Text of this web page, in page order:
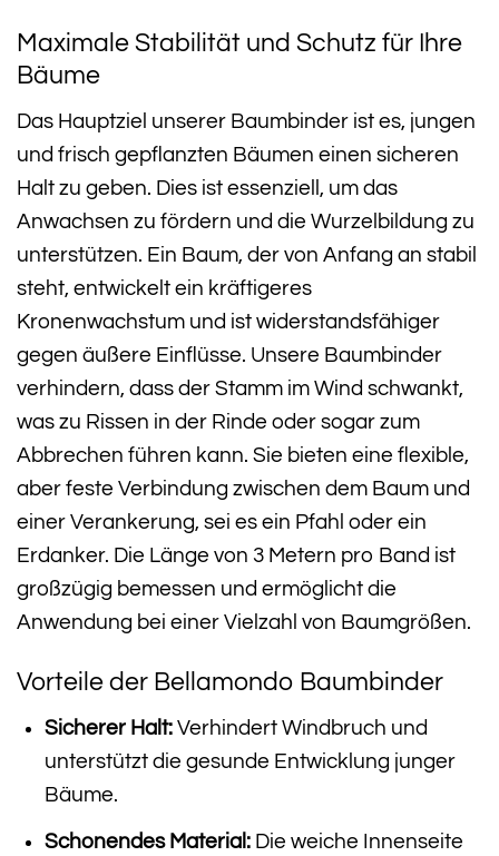
Maximale Stabilität und Schutz für Ihre
Bäume
Das Hauptziel unserer Baumbinder ist es, jungen
und frisch gepflanzten Bäumen einen sicheren
Halt zu geben. Dies ist essenziell, um das
Anwachsen zu fördern und die Wurzelbildung zu
unterstützen. Ein Baum, der von Anfang an stabil
steht, entwickelt ein kräftigeres
Kronenwachstum und ist widerstandsfähiger
gegen äußere Einflüsse. Unsere Baumbinder
verhindern, dass der Stamm im Wind schwankt,
was zu Rissen in der Rinde oder sogar zum
Abbrechen führen kann. Sie bieten eine flexible,
aber feste Verbindung zwischen dem Baum und
einer Verankerung, sei es ein Pfahl oder ein
Erdanker. Die Länge von 3 Metern pro Band ist
großzügig bemessen und ermöglicht die
Anwendung bei einer Vielzahl von Baumgrößen.
Vorteile der Bellamondo Baumbinder
Sicherer Halt:Verhindert Windbruch und
unterstützt die gesunde Entwicklung junger
Bäume.
Schonendes Material:Die weiche Innenseite